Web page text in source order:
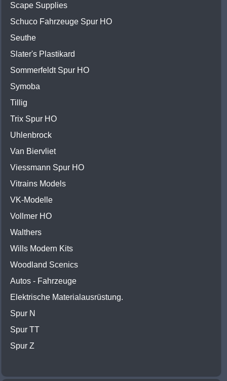
Scape Supplies
Schuco Fahrzeuge Spur HO
Seuthe
Slater's Plastikard
Sommerfeldt Spur HO
Symoba
Tillig
Trix Spur HO
Uhlenbrock
Van Biervliet
Viessmann Spur HO
Vitrains Models
VK-Modelle
Vollmer HO
Walthers
Wills Modern Kits
Woodland Scenics
Autos - Fahrzeuge
Elektrische Materialausrüstung.
Spur N
Spur TT
Spur Z